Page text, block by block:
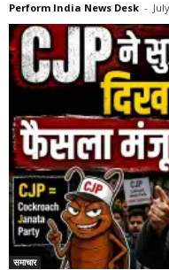
Perform India News Desk -
समाचार